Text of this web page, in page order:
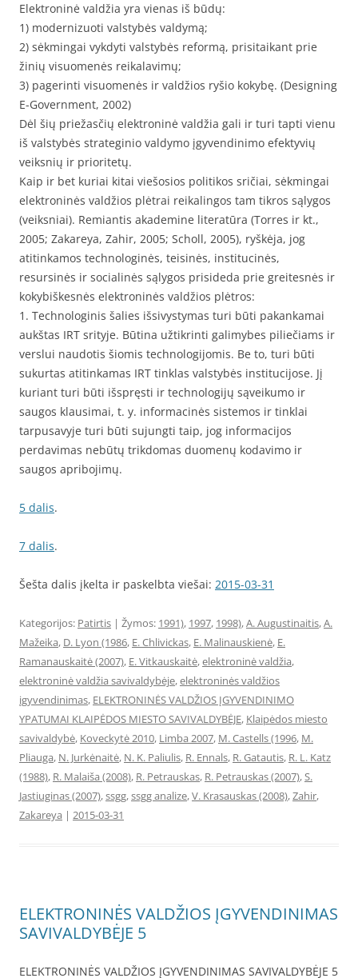
Elektroninė valdžia yra vienas iš būdų:
1) modernizuoti valstybės valdymą;
2) sėkmingai vykdyti valstybės reformą, prisitaikant prie
žinių visuomenės reikalavimų;
3) pagerinti visuomenės ir valdžios ryšio kokybę. (Designing
E-Government, 2002)
Dėl šių priežasčių elektroninė valdžia gali ir turi tapti vienu
iš valstybės strateginio valdymo įgyvendinimo efektyvių
veiksnių ir prioritetų.
Kaip ir bet kuriai kitai viešosios politikos sričiai, sėkmingai
elektroninės valdžios plėtrai reikalingos tam tikros sąlygos
(veiksniai). Remiantis akademine literatūra (Torres ir kt.,
2005; Zakareya, Zahir, 2005; Scholl, 2005), ryškėja, jog
atitinkamos technologinės, teisinės, institucinės,
resursinės ir socialinės sąlygos prisideda prie greitesnės ir
kokybiškesnės elektroninės valdžios plėtros:
1. Technologinis šalies išsivystymas turi būti pakankamai
aukštas IRT srityje. Būtina užtikrinti galimybes piliečiams ir
verslui naudotis šiomis technologijomis. Be to, turi būti
sukurtas atitinkamas IRT tinklas valstybės institucijose. Jį
kuriant turi būti išspręsti ir technologijų sąveikumo ir
saugos klausimai, t. y. informacinės sistemos ir tinklai
tarpusavyje turi būti sujungti taip, jog informacijos
perdavimas nebūtų trikdomas duomenų kodavimo ir
saugos apribojimų.
5 dalis.
7 dalis.
Šešta dalis įkelta ir paskelbta viešai: 2015-03-31
Kategorijos: Patirtis | Žymos: 1991), 1997, 1998),A. Augustinaitis,A.
Mažeika, D. Lyon (1986, E. Chlivickas, E. Malinauskienė, E.
Ramanauskaitė (2007), E. Vitkauskaitė,elektroninė valdžia,
elektroninė valdžia savivaldybėje,elektroninės valdžios
įgyvendinimas, ELEKTRONINĖS VALDŽIOS ĮGYVENDINIMO
YPATUMAI KLAIPĖDOS MIESTO SAVIVALDYBĖJE, Klaipėdos miesto
savivaldybė, Koveckytė 2010, Limba 2007, M. Castells (1996, M.
Pliauga, N. Jurkėnaitė, N. K. Paliulis, R. Ennals, R. Gatautis, R. L. Katz
(1988), R. Malaiša (2008), R. Petrauskas, R. Petrauskas (2007),S.
Jastiuginas (2007),ssgg,ssgg analize,V. Krasauskas (2008),Zahir,
Zakareya | 2015-03-31
ELEKTRONINĖS VALDŽIOS ĮGYVENDINIMAS
SAVIVALDYBĖJE 5
ELEKTRONINĖS VALDŽIOS ĮGYVENDINIMAS SAVIVALDYBĖJE 5